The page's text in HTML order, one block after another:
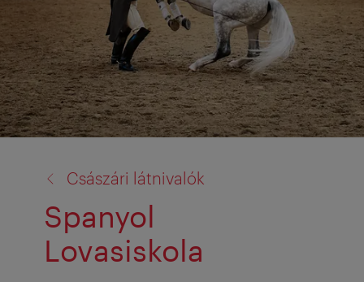
Császári látnivalók
Spanyol
Lovasiskola